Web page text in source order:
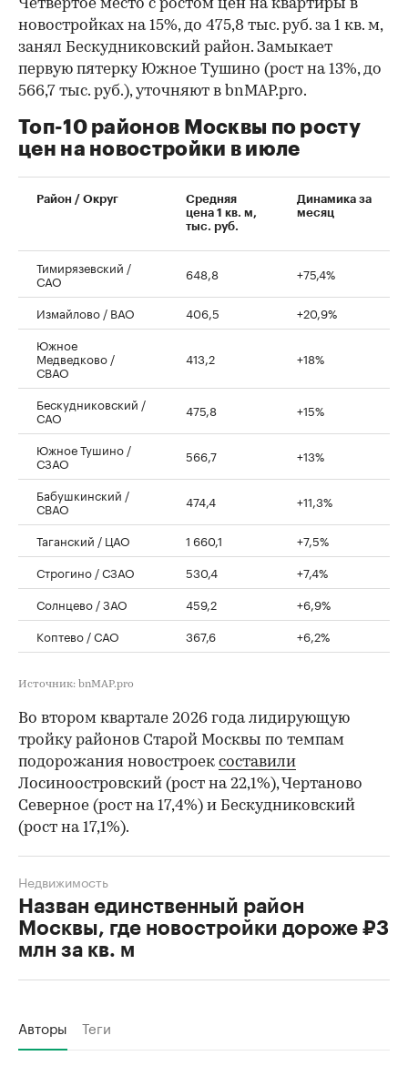
00:00 / 00:00
Четвертое место с ростом цен на квартиры в
новостройках на 15%, до 475,8 тыс. руб. за 1 кв. м,
занял Бескудниковский район. Замыкает
первую пятерку Южное Тушино (рост на 13%, до
566,7 тыс. руб.), уточняют в bnMAP.pro.
Топ-10 районов Москвы по росту
цен на новостройки в июле
Район / Округ
Средняя
цена 1 кв. м,
тыс. руб.
Динамика за
месяц
Тимирязевский /
САО 648,8 +75,4%
Измайлово / ВАО 406,5
+20,9%
Южное
Медведково /
СВАО
413,2 +18%
Бескудниковский /
САО 475,8 +15%
Южное Тушино /
СЗАО 566,7 +13%
Бабушкинский /
СВАО 474,4 +11,3%
Таганский / ЦАО 1 660,1
+7,5%
Строгино / СЗАО
530,4
+7,4%
Солнцево / ЗАО
459,2
+6,9%
Коптево / САО
367,6 +6,2%
Источник: bnMAP.pro
Во втором квартале 2026 года лидирующую
тройку районов Старой Москвы по темпам
подорожания новостроек составили
Лосиноостровский (рост на 22,1%), Чертаново
Северное (рост на 17,4%) и Бескудниковский
(рост на 17,1%).
Назван единственный район
Москвы, где новостройки дороже ₽3
млн за кв. м
Недвижимость
Авторы Теги